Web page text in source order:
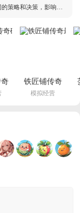
策略和决策，影响游
一个选择都可能带来
铁匠铺传奇
最新版
模拟经营